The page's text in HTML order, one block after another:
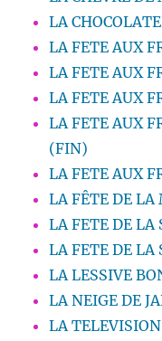
LA
LA FETE AUX
LA FETE AUX
LA FETE AUX
LA FETE AUX
(FIN)
LA FETE AUX
LA FÊTE DE LA
LA FETE DE
LA FETE DE
LA LESSIVE
LA NEIGE DE
LA TELEVISION